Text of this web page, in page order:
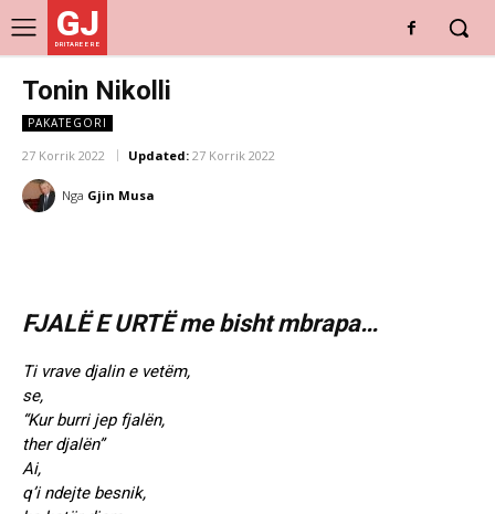
GJ
DRITARE E RE
Tonin Nikolli
PAKATEGORI
27 Korrik 2022 Updated: 27 Korrik 2022
Nga Gjin Musa
FJALË E URTË me bisht mbrapa…
Ti vrave djalin e vetëm,
se,
“Kur burri jep fjalën,
ther djalën”
Ai,
q’i ndejte besnik,